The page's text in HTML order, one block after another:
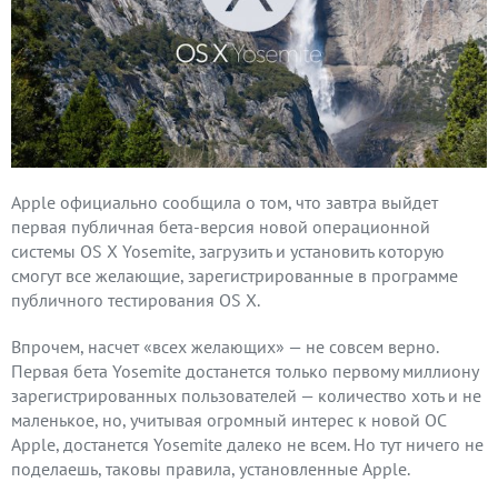
Apple официально сообщила о том, что завтра выйдет
первая публичная бета-версия новой операционной
системы OS X Yosemite, загрузить и установить которую
смогут все желающие, зарегистрированные в программе
публичного тестирования OS X.
Впрочем, насчет «всех желающих» — не совсем верно.
Первая бета Yosemite достанется только первому миллиону
зарегистрированных пользователей — количество хоть и не
маленькое, но, учитывая огромный интерес к новой ОС
Apple, достанется Yosemite далеко не всем. Но тут ничего не
поделаешь, таковы правила, установленные Apple.